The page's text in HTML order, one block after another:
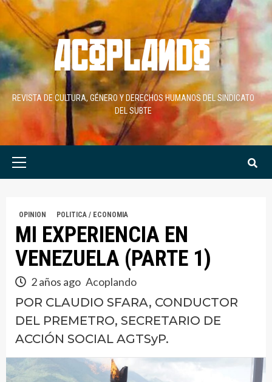
Skip
to
content
REVISTA DE CULTURA, GÉNERO Y DERECHOS HUMANOS DEL SINDICATO
DEL SUBTE
Primary
OPINION POLITICA / ECONOMIA
MI EXPERIENCIA EN
VENEZUELA (PARTE 1)
2 años ago Acoplando
POR CLAUDIO SFARA, CONDUCTOR
DEL PREMETRO, SECRETARIO DE
ACCIÓN SOCIAL AGTSyP.